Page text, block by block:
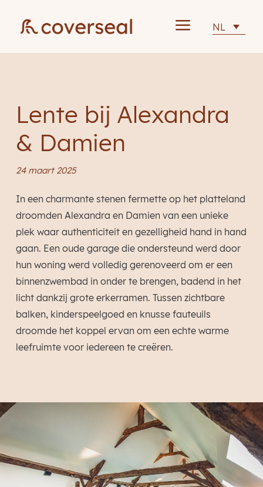
a NL
Lente bij Alexandra
& Damien
24 maart 2025
In een charmante stenen fermette op het platteland
droomden Alexandra en Damien van een unieke
plek waar authenticiteit en gezelligheid hand in hand
gaan. Een oude garage die ondersteund werd door
hun woning werd volledig gerenoveerd om er een
binnenzwembad in onder te brengen, badend in het
licht dankzij grote erkerramen. Tussen zichtbare
balken, kinderspeelgoed en knusse fauteuils
droomde het koppel ervan om een echte warme
leefruimte voor iedereen te creëren.